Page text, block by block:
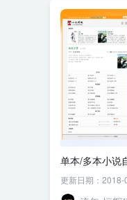
单本/多本小说
更新日期：